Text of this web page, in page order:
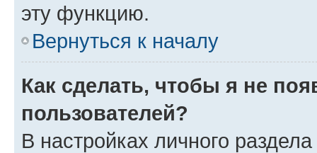
эту функцию.
Вернуться к началу
Как сделать, чтобы я не
пользователей?
В настройках личного